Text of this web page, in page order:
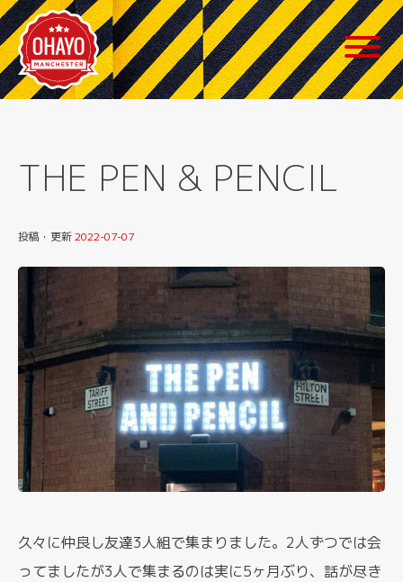
Skip
to
content
THE PEN & PENCIL
投稿・更新2022-07-07
久々に仲良し友達3人組で集まりました。2人ずつでは会
ってましたが3人で集まるのは実に5ヶ月ぶり、話が尽き